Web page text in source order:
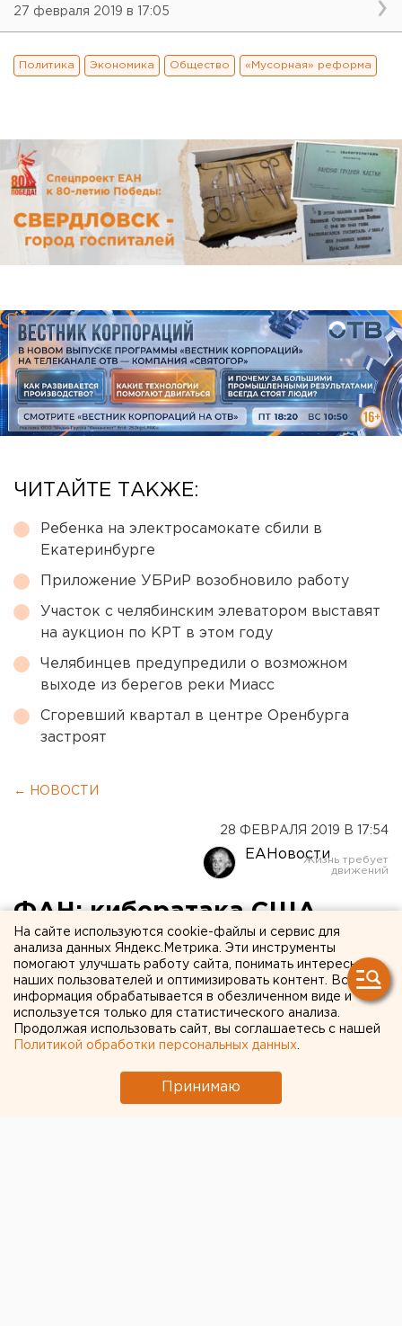
27 февраля 2019 в 17:05
Политика Экономика Общество «Мусорная» реформа
ЧИТАЙТЕ ТАКЖЕ:
Ребенка на электросамокате сбили в
Екатеринбурге
Приложение УБРиР возобновило работу
Участок с челябинским элеватором выставят
на аукцион по КРТ в этом году
Челябинцев предупредили о возможном
выходе из берегов реки Миасс
Сгоревший квартал в центре Оренбурга
застроят
← НОВОСТИ
28 ФЕВРАЛЯ 2019 В 17:54
ЕАНовости
ФАН: кибератака США
провалилась
На сайте используются cookie-файлы и сервис для
анализа данных Яндекс.Метрика. Эти инструменты
помогают улучшать работу сайта, понимать интересы
наших пользователей и оптимизировать контент. Вся
информация обрабатывается в обезличенном виде и
используется только для статистического анализа.
Продолжая использовать сайт, вы соглашаетесь с нашей
Политикой обработки персональных данных
Принимаю